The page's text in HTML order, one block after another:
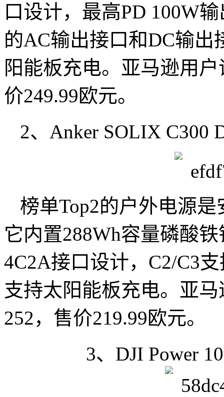
口设计，最高PD 100W
的AC输出接口和DC输
阳能板充电。亚马逊用
价249.99欧元。
2、Anker SOLIX C300
榜单Top2的户外电源
它内置288Wh容量磷酸
4C2A接口设计，C2/C3
支持太阳能板充电。亚
252，售价219.99欧元。
3、DJI Power